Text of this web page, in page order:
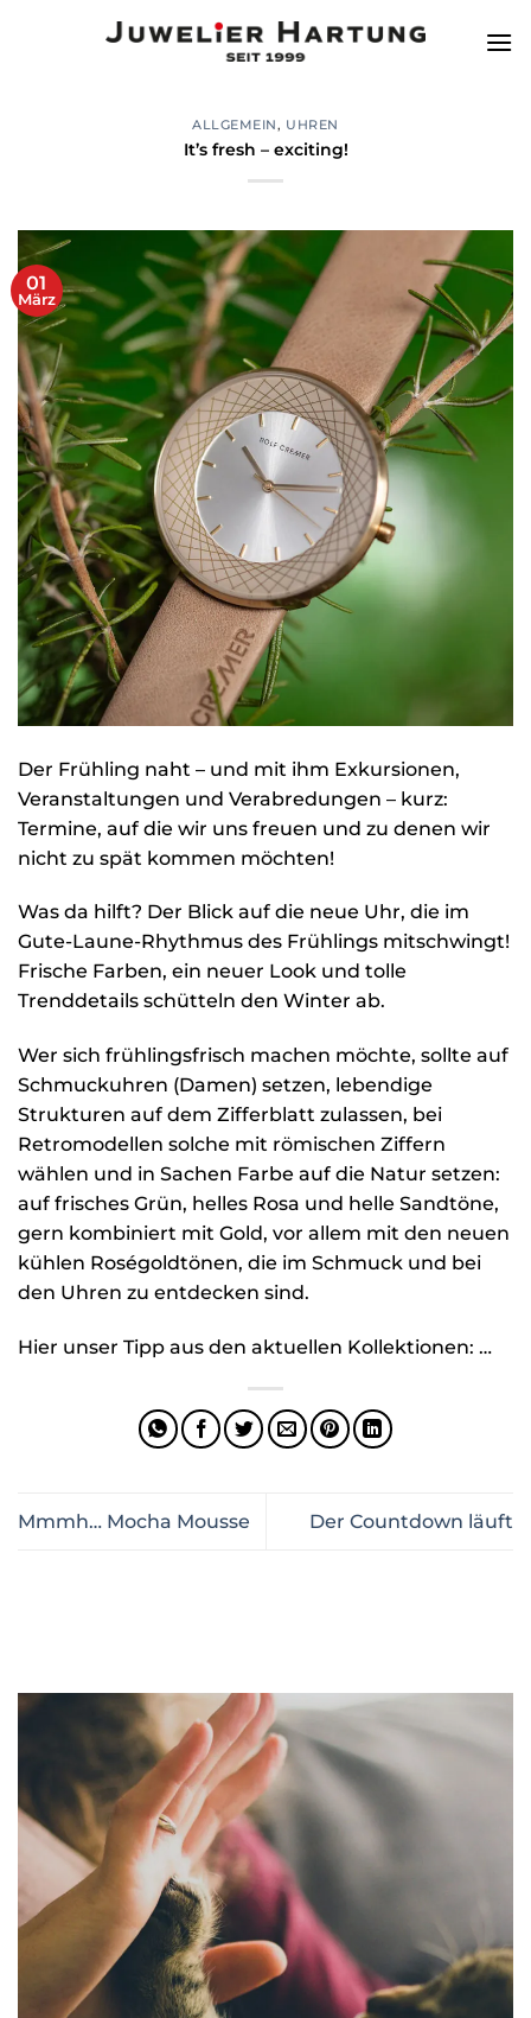
ALLGEMEIN, UHREN
It’s fresh – exciting!
01
März
Der Frühling naht – und mit ihm Exkursionen,
Veranstaltungen und Verabredungen – kurz:
Termine, auf die wir uns freuen und zu denen wir
nicht zu spät kommen möchten!
Was da hilft? Der Blick auf die neue Uhr, die im
Gute-Laune-Rhythmus des Frühlings mitschwingt!
Frische Farben, ein neuer Look und tolle
Trenddetails schütteln den Winter ab.
Wer sich frühlingsfrisch machen möchte, sollte auf
Schmuckuhren (Damen) setzen, lebendige
Strukturen auf dem Zifferblatt zulassen, bei
Retromodellen solche mit römischen Ziffern
wählen und in Sachen Farbe auf die Natur setzen:
auf frisches Grün, helles Rosa und helle Sandtöne,
gern kombiniert mit Gold, vor allem mit den neuen
kühlen Roségoldtönen, die im Schmuck und bei
den Uhren zu entdecken sind.
Hier unser Tipp aus den aktuellen Kollektionen: …
Mmmh… Mocha Mousse Der Countdown läuft